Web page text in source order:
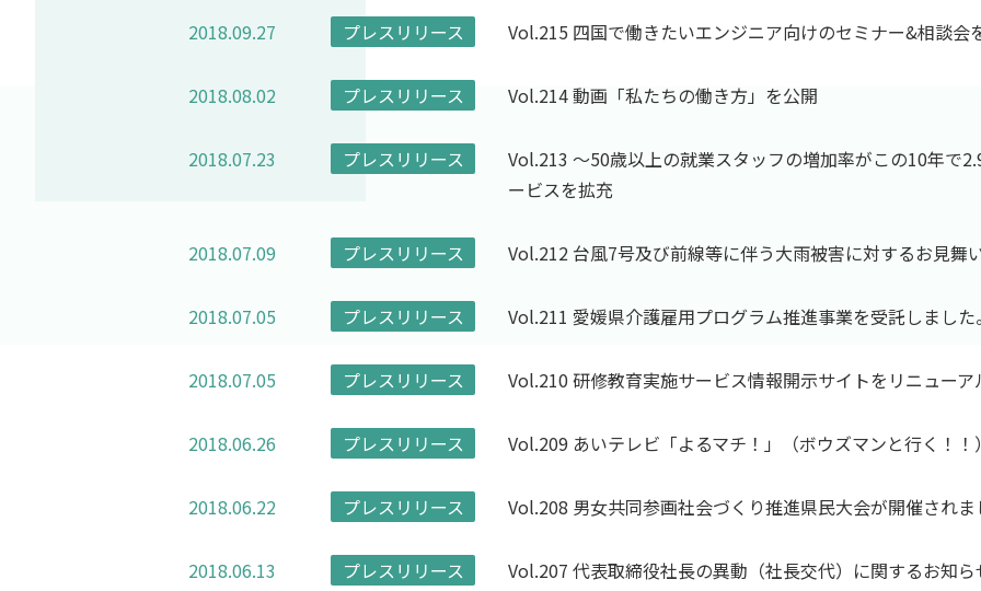
2018.09.27 プレスリリース Vol.215 四国で働きたいエンジニア向けのセミナー&相談会
2018.08.02 プレスリリース Vol.214 動画「私たちの働き方」を公開
2018.07.23 プレスリリース
Vol.213 ～50歳以上の就業スタッフの増加率がこの10年で
ービスを拡充
2018.07.09 プレスリリース Vol.212 台風7号及び前線等に伴う大雨被害に対するお見舞
2018.07.05 プレスリリース Vol.211 愛媛県介護雇用プログラム推進事業を受託しました。
2018.07.05 プレスリリース Vol.210 研修教育実施サービス情報開示サイトをリニューア
2018.06.26 プレスリリース Vol.209 あいテレビ「よるマチ！」（ボウズマンと行く！！
2018.06.22 プレスリリース Vol.208 男女共同参画社会づくり推進県民大会が開催されま
2018.06.13 プレスリリース Vol.207 代表取締役社長の異動（社長交代）に関するお知ら